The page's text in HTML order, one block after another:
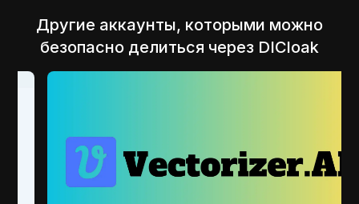
Другие аккаунты, которыми можно
безопасно делиться через DICloak